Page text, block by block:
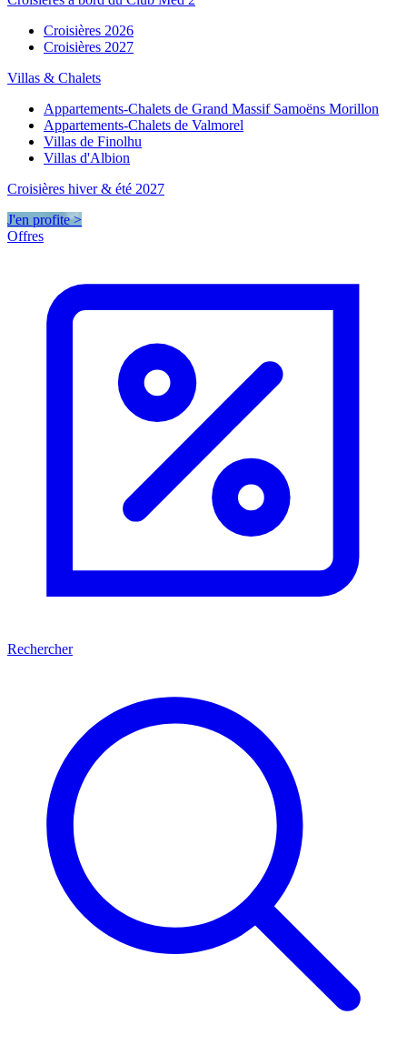
Croisières 2026
Croisières 2027
Villas & Chalets
Appartements-Chalets de Grand Massif Samoëns Morillon
Appartements-Chalets de Valmorel
Villas de Finolhu
Villas d'Albion
Croisières hiver & été 2027
J'en profite >
Offres
Rechercher